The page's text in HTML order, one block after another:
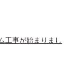
工事が始まりまし